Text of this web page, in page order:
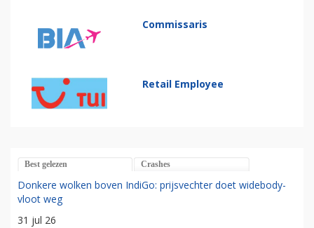
Commissaris
Retail Employee
Best gelezen Crashes
Donkere wolken boven IndiGo: prijsvechter doet widebody-
vloot weg
31 jul 26